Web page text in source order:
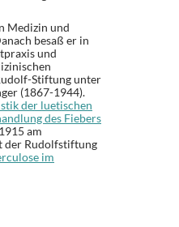
Medizin und
besaß er in
und
Stiftung unter
(1867-1944).
der luetischen
des Fiebers
am
der Rudolfstiftung
im